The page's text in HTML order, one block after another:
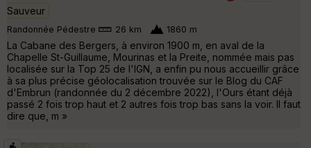
Sauveur
Randonnée Pédestre 26 km 1860 m
La Cabane des Bergers, à environ 1900 m, en aval de la
Chapelle St-Guillaume, Mourinas et la Preite, nommée mais pas
localisée sur la Top 25 de l'IGN, a enfin pu nous accueillir grâce
à sa plus précise géolocalisation trouvée sur le Blog du CAF
d'Embrun (randonnée du 2 décembre 2022), l'Ours étant déjà
passé 2 fois trop haut et 2 autres fois trop bas sans la voir. Il faut
dire que, m »